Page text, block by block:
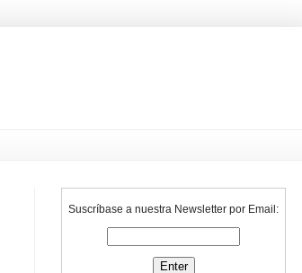
Suscríbase a nuestra Newsletter por Email: